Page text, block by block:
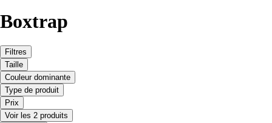
Boxtrap
Filtres
Taille
Couleur dominante
Type de produit
Prix
Voir les 2 produits